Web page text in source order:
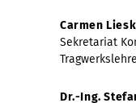
Carmen
Sekretariat
Tragwerkslehre
Dr.-Ing.